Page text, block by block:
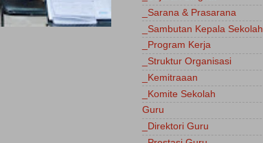
_Sarana & Prasarana
_Sambutan Kepala Sekolah
_Program Kerja
_Struktur Organisasi
_Kemitraaan
_Komite Sekolah
Guru
_Direktori Guru